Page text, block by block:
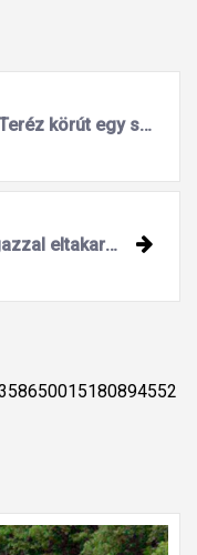
Fokozott balesetveszély a Teréz körút egy szakaszán
Eltakart elsőbbségadás tábla, gazzal eltakart kereszteződés